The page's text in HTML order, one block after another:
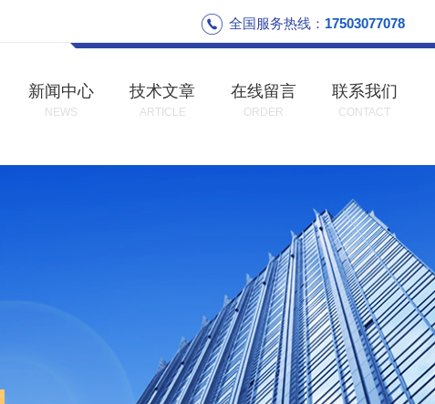
全国服务热线： 17503077078
新闻中心
NEWS
技术文章
ARTICLE
在线留言
ORDER
联系我们
CONTACT